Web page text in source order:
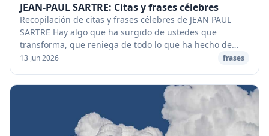
JEAN-PAUL SARTRE: Citas y frases célebres
Recopilación de citas y frases célebres de JEAN PAUL
SARTRE Hay algo que ha surgido de ustedes que
transforma, que reniega de todo lo que ha hecho de
nuestra sociedad lo que es: se trata de lo que lla...
13 jun 2026 frases